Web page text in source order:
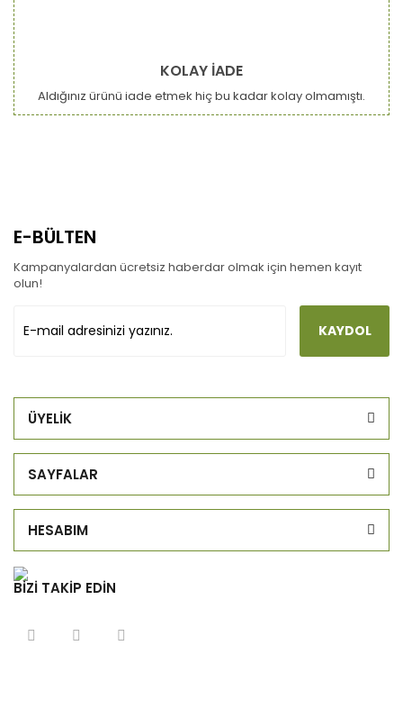
KOLAY İADE
Aldığınız ürünü iade etmek hiç bu kadar kolay olmamıştı.
E-BÜLTEN
Kampanyalardan ücretsiz haberdar olmak için hemen kayıt
olun!
KAYDOL
ÜYELİK
SAYFALAR
HESABIM
BİZİ TAKİP EDİN